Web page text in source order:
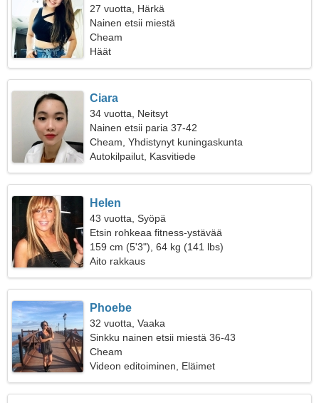
27 vuotta, Härkä
Nainen etsii miestä
Cheam
Häät
Ciara
34 vuotta, Neitsyt
Nainen etsii paria 37-42
Cheam, Yhdistynyt kuningaskunta
Autokilpailut, Kasvitiede
Helen
43 vuotta, Syöpä
Etsin rohkeaa fitness-ystävää
159 cm (5'3"), 64 kg (141 lbs)
Aito rakkaus
Phoebe
32 vuotta, Vaaka
Sinkku nainen etsii miestä 36-43
Cheam
Videon editoiminen, Eläimet